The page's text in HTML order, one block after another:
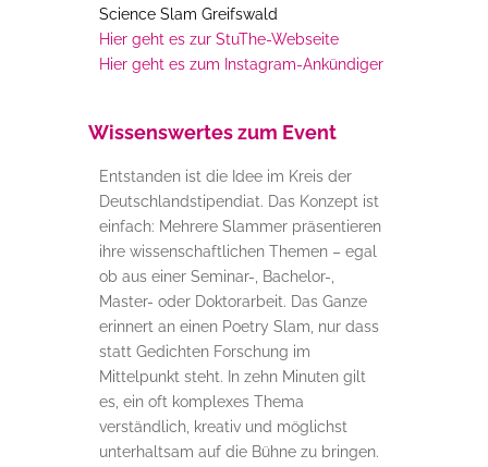
Science Slam Greifswald
Hier geht es zur StuThe-Webseite
Hier geht es zum Instagram-Ankündiger
Wissenswertes zum Event
Entstanden ist die Idee im Kreis der
Deutschlandstipendiat. Das Konzept ist
einfach: Mehrere Slammer präsentieren
ihre wissenschaftlichen Themen – egal
ob aus einer Seminar-, Bachelor-,
Master- oder Doktorarbeit. Das Ganze
erinnert an einen Poetry Slam, nur dass
statt Gedichten Forschung im
Mittelpunkt steht. In zehn Minuten gilt
es, ein oft komplexes Thema
verständlich, kreativ und möglichst
unterhaltsam auf die Bühne zu bringen.